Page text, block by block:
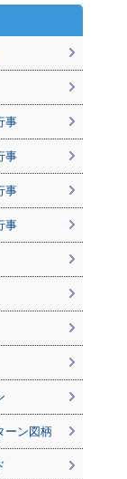
事
事
事
事
ーン図柄